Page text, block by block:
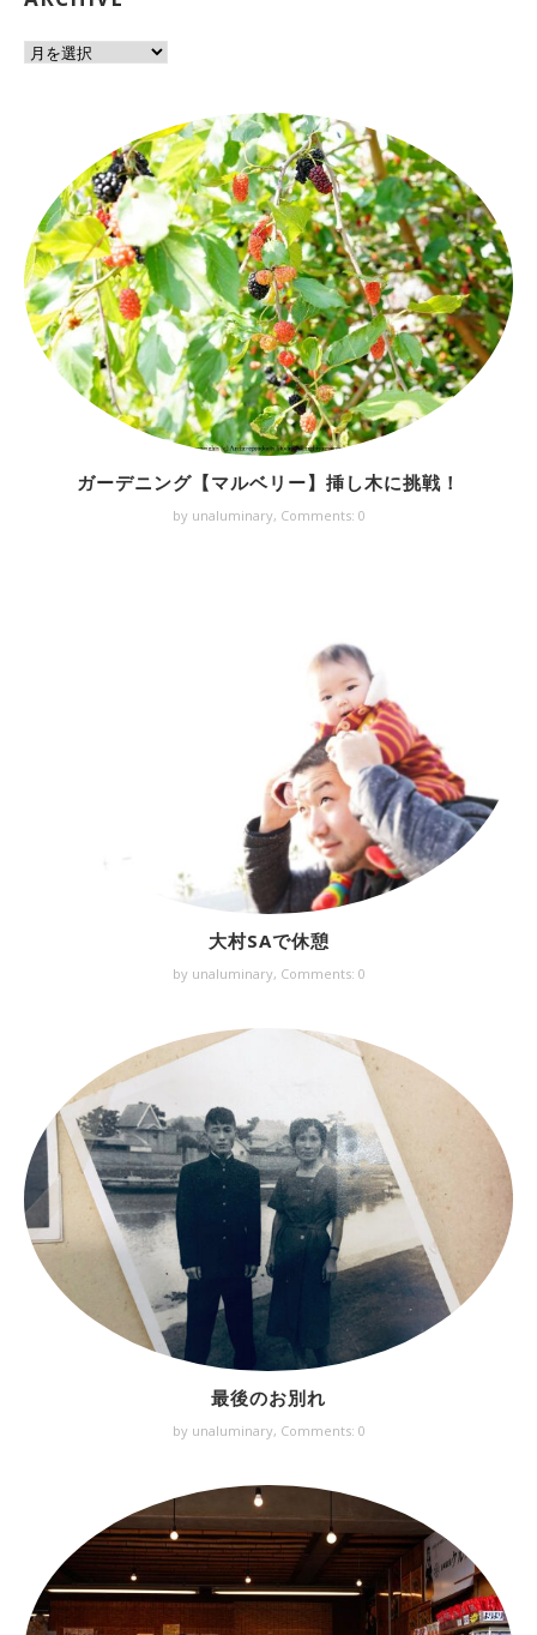
ガーデニング【マルベリー】挿し木に挑戦！
by unaluminary, Comments: 0
大村SAで休憩
by unaluminary, Comments: 0
最後のお別れ
by unaluminary, Comments: 0